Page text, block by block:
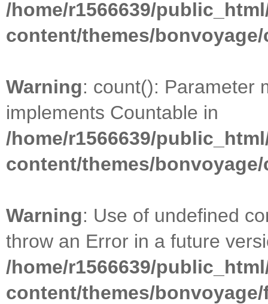
/home/r1566639/
content/themes/
Warning: count(): Parameter
implements Countable in
/home/r1566639/
content/themes/
Warning: Use of undefined
throw an Error in a future
/home/r1566639/
content/themes/